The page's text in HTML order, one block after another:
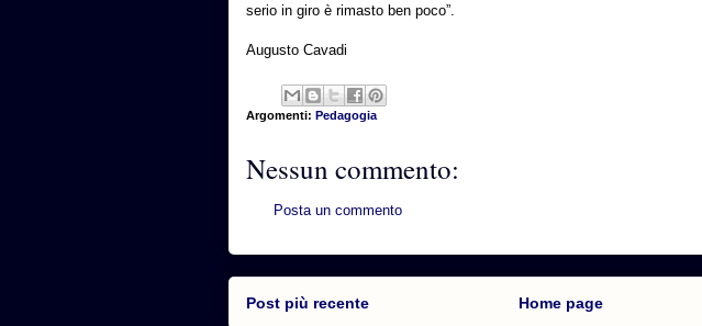
serio in giro è rimasto ben poco”.
Augusto Cavadi
Argomenti: Pedagogia
Nessun commento:
Posta un commento
Post più recente Home page